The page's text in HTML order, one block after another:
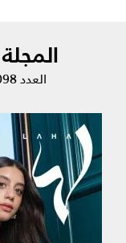
العدد 1098 | تموز 2026